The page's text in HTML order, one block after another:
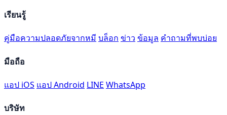
เรียนรู้
คู่มือความปลอดภัยจากหมี บล็อก ข่าว ข้อมูล คำถามที่พบบ่อย
มือถือ
แอป iOS แอป Android LINE WhatsApp
บริษัท